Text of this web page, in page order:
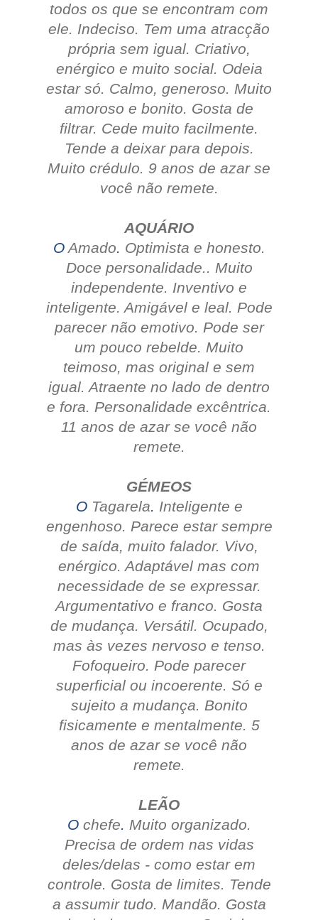
todos os que se encontram com
ele. Indeciso. Tem uma atracção
própria sem igual. Criativo,
enérgico e muito social. Odeia
estar só. Calmo, generoso. Muito
amoroso e bonito. Gosta de
filtrar. Cede muito facilmente.
Tende a deixar para depois.
Muito crédulo. 9 anos de azar se
você não remete.
AQUÁRIO
OAmado. Optimista e honesto.
Doce personalidade.. Muito
independente. Inventivo e
inteligente. Amigável e leal. Pode
parecer não emotivo. Pode ser
um pouco rebelde. Muito
teimoso, mas original e sem
igual. Atraente no lado de dentro
e fora. Personalidade excêntrica.
11 anos de azar se você não
remete.
GÉMEOS
OTagarela. Inteligente e
engenhoso. Parece estar sempre
de saída, muito falador. Vivo,
enérgico. Adaptável mas com
necessidade de se expressar.
Argumentativo e franco. Gosta
de mudança. Versátil. Ocupado,
mas às vezes nervoso e tenso.
Fofoqueiro. Pode parecer
superficial ou incoerente. Só e
sujeito a mudança. Bonito
fisicamente e mentalmente. 5
anos de azar se você não
remete.
LEÃO
Ochefe. Muito organizado.
Precisa de ordem nas vidas
deles/delas - como estar em
controle. Gosta de limites. Tende
a assumir tudo. Mandão. Gosta